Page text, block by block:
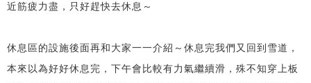
近筋疲力盡，只好趕快去休息～
休息區的設施後面再和大家一一介紹～休息完我們又回到雪道，
本來以為好好休息完，下午會比較有力氣繼續滑，殊不知穿上板